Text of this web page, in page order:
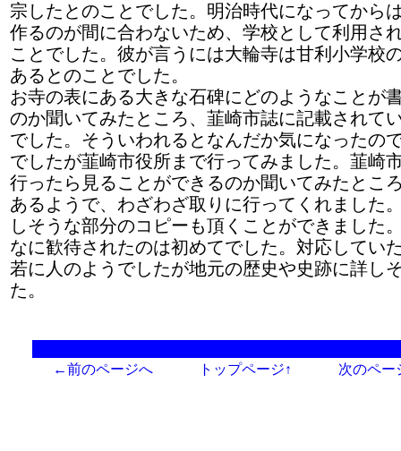
宗したとのことでした。明治時代になってから
作るのが間に合わないため、学校として利用さ
ことでした。彼が言うには大輪寺は甘利小学校
あるとのことでした。
お寺の表にある大きな石碑にどのようなことが
のか聞いてみたところ、韮崎市誌に記載されて
でした。そういわれるとなんだか気になったの
でしたが韮崎市役所まで行ってみました。韮崎
行ったら見ることができるのか聞いてみたとこ
あるようで、わざわざ取りに行ってくれました
しそうな部分のコピーも頂くことができました
なに歓待されたのは初めてでした。対応してい
若に人のようでしたが地元の歴史や史跡に詳し
た。
←前のページへ トップページ↑ 次のペ